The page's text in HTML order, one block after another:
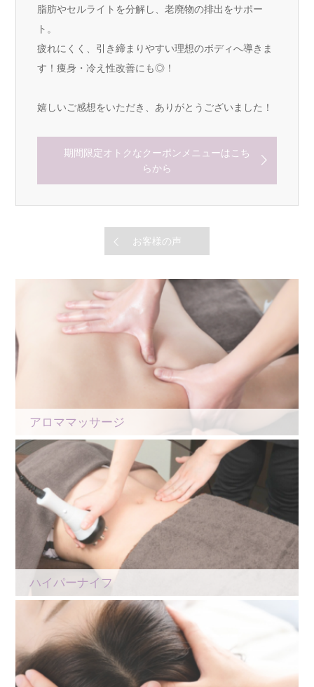
脂肪やセルライトを分解し、老廃物の排出をサポー
ト。
疲れにくく、引き締まりやすい理想のボディへ導きま
す！痩身・冷え性改善にも◎！
嬉しいご感想をいただき、ありがとうございました！
期間限定オトクなクーポンメニューはこち
らから
お客様の声
アロママッサージ
ハイパーナイフ